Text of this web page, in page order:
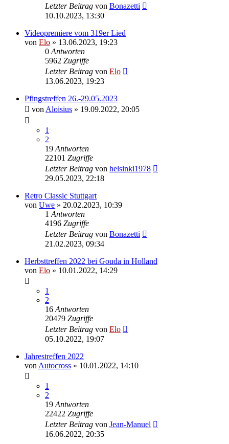
Letzter Beitrag von Bonazetti
10.10.2023, 13:30
Videopremiere vom 319er Lied
von Elo » 13.06.2023, 19:23
0 Antworten
5962 Zugriffe
Letzter Beitrag von Elo
13.06.2023, 19:23
Pfingstreffen 26.-29.05.2023
von Aloisius » 19.09.2022, 20:05
1
2
19 Antworten
22101 Zugriffe
Letzter Beitrag von helsinki1978
29.05.2023, 22:18
Retro Classic Stuttgart
von Uwe » 20.02.2023, 10:39
1 Antworten
4196 Zugriffe
Letzter Beitrag von Bonazetti
21.02.2023, 09:34
Herbsttreffen 2022 bei Gouda in Holland
von Elo » 10.01.2022, 14:29
1
2
16 Antworten
20479 Zugriffe
Letzter Beitrag von Elo
05.10.2022, 19:07
Jahrestreffen 2022
von Autocross » 10.01.2022, 14:10
1
2
19 Antworten
22422 Zugriffe
Letzter Beitrag von Jean-Manuel
16.06.2022, 20:35